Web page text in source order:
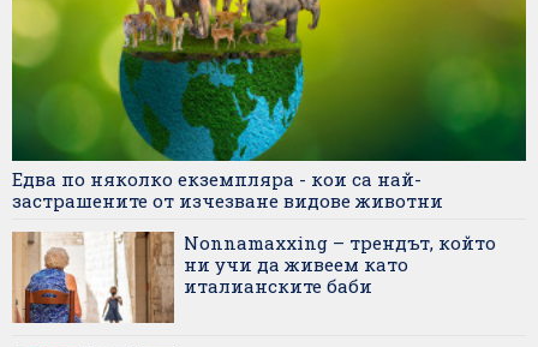
Едва по няколко екземпляра - кои са най-
застрашените от изчезване видове животни
Nonnamaxxing – трендът, който
ни учи да живеем като
италианските баби